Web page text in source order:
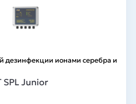
дезинфекции ионами серебра и
SPL Junior